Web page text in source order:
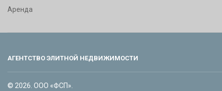
Аренда
АГЕНТСТВО ЭЛИТНОЙ НЕДВИЖИМОСТИ
© 2026. ООО «ФСП».